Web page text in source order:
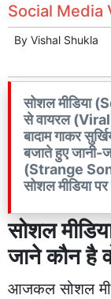
Social Media
By Vishal Shukla
सोशल मीडिया
से वायरल
बादाम गाकर
बजाते हुए जानी-
(Strange
सोशल मीडिया
सोशल
जाने कौन है
आजकल सोशल